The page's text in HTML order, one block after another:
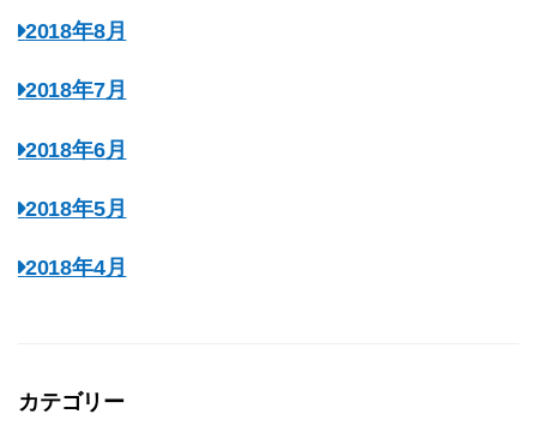
2018年8月
2018年7月
2018年6月
2018年5月
2018年4月
カテゴリー